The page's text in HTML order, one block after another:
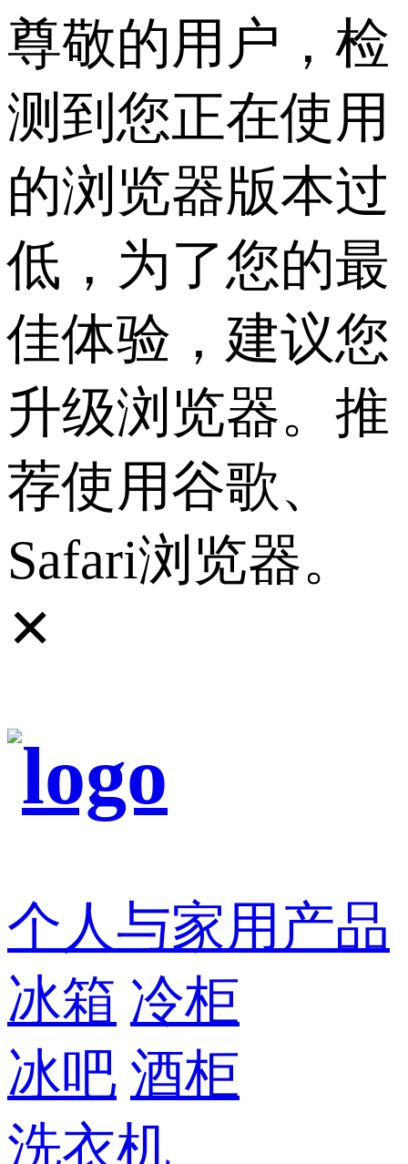
尊敬的用户，检
测到您正在使用
的浏览器版本过
低，为了您的最
佳体验，建议您
升级浏览器。推
荐使用谷歌、
Safari浏览器。
✕
个人与家用产品
冰箱 冷柜
冰吧 酒柜
洗衣机